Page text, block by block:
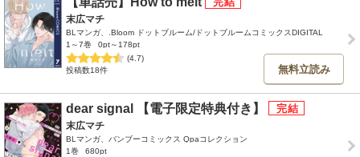
末広マチ
BLマンガ、.Bloom ドットブルーム/ドットブルームコミックスDIGITAL
1～7巻
0pt～178pt
(4.7)
投稿数18件
無料立読み
dear signal 【電子限定特典付き】
末広マチ
BLマンガ、バンブーコミックス Qpaコレクション
1巻
680pt